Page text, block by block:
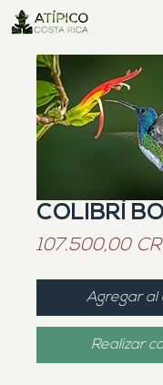
COLIBRÍ
107.500,00
Agregar al
Realizar